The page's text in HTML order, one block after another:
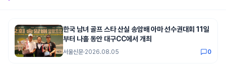
한국 남녀 골프 스타 산실 송암배 아마 선수권대회 11일
부터 나흘 동안 대구CC에서 개최
서울신문·2026.08.05 0